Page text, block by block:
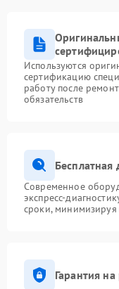
Используются
сертификацию
работу после
обязательств
Современное
экспресс-
сроки, минимизируя
Гарантия